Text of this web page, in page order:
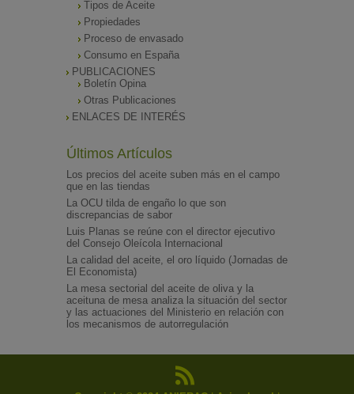
Tipos de Aceite
Propiedades
Proceso de envasado
Consumo en España
PUBLICACIONES
Boletín Opina
Otras Publicaciones
ENLACES DE INTERÉS
Últimos Artículos
Los precios del aceite suben más en el campo
que en las tiendas
La OCU tilda de engaño lo que son
discrepancias de sabor
Luis Planas se reúne con el director ejecutivo
del Consejo Oleícola Internacional
La calidad del aceite, el oro líquido (Jornadas de
El Economista)
La mesa sectorial del aceite de oliva y la
aceituna de mesa analiza la situación del sector
y las actuaciones del Ministerio en relación con
los mecanismos de autorregulación